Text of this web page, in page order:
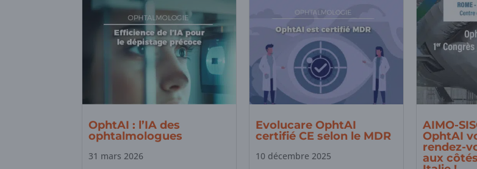
OphtAI : l’IA des
ophtalmologues
31 mars 2026
Evolucare OphtAI
certifié CE selon le MDR
10 décembre 2025
AIMO-
OphtAI
rendez-
aux